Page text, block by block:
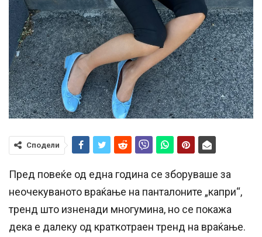
Сподели
Пред повеќе од една година се зборуваше за
неочекуваното враќање на панталоните „капри“,
тренд што изненади многумина, но се покажа
дека е далеку од краткотраен тренд на враќање.